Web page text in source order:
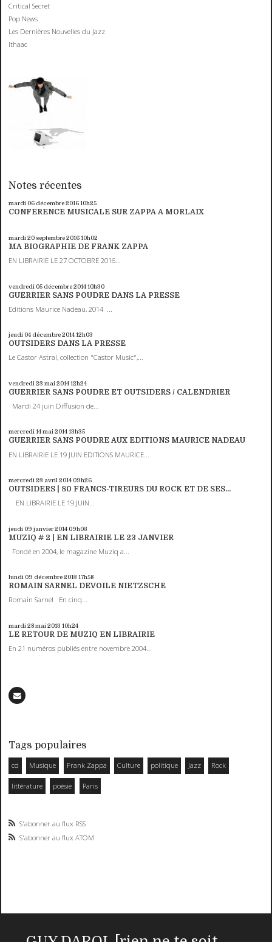
Critical Secret
Pop News
Les Dernières Nouvelles du Jazz
Ithaac
Notes récentes
mardi 06 décembre 201610h25
CONFERENCE MUSICALE SUR ZAPPA A MORLAIX
mardi 20 septembre 201610h02
MA BIOGRAPHIE DE FRANK ZAPPA
EN LIBRAIRIE LE 27 OCTOBRE 2016...
vendredi 05 décembre 201410h30
GUERRIER SANS POUDRE DANS LA PRESSE
Editions Maurice Nadeau, 2014 ...
jeudi 04 décembre 201412h03
OUTSIDERS DANS LA PRESSE
Le Castor Astral, collection "Castor Music",...
vendredi 23 mai 201412h24
GUERRIER SANS POUDRE ET OUTSIDERS / CALENDRIER
Mardi 24 juin Diffusion de...
mercredi 14mai 201413h35
GUERRIER SANS POUDRE AUX EDITIONS MAURICE NADEAU
EN LIBRAIRIE LE 19 JUIN EDITIONS MAURICE...
mercredi 23 avril 2014 09h26
OUTSIDERS | 80 FRANCS-TIREURS DU ROCK ET DE SES...
EN LIBRAIRIE LE 19 JUIN...
jeudi 09 janvier 2014 09h03
MUZIQ # 2 | EN LIBRAIRIE LE 23 JANVIER
Fondé en 2004, le magazine Muziq a...
lundi 09 décembre 2013 17h58
ROMAIN SARNEL DEVOILE NIETZSCHE
Romain Sarnel En cinq...
mardi 28mai 2013 10h24
LE RETOUR DE MUZIQ EN LIBRAIRIE
En 21 numéros publiés entre novembre 2004...
Tags populaires
cd Musique Frank Zappa Culture politique Jazz Rock
littérature poésie Paris
S'abonner au flux RSS
S'abonner au flux ATOM